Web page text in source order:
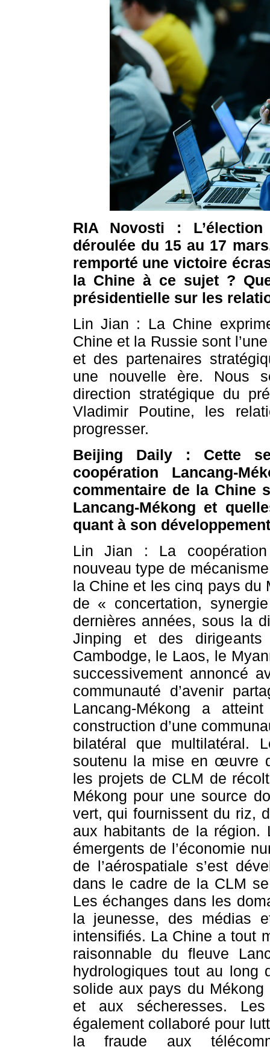
RIA Novosti :
déroulée du 15 au 17
remporté une victoire
la Chine à ce sujet ?
présidentielle sur les
Lin Jian : La Chine
Chine et la Russie sont
et des partenaires
une nouvelle ère. Nous
direction stratégique du
Vladimir Poutine, les
progresser.
Beijing Daily : Cette
coopération Lancang-
commentaire de la Chine
Lancang-Mékong et
quant à son
Lin Jian : La
nouveau type de
la Chine et les cinq pays du
de « concertation,
dernières années, sous la
Jinping et des
Cambodge, le Laos, le
successivement annoncé
communauté d’avenir
Lancang-Mékong a
construction d’une
bilatéral que multilatéral.
soutenu la mise en œuvre
les projets de CLM de
Mékong pour une source
vert, qui fournissent du riz,
aux habitants de la région.
émergents de l’économie
de l’aérospatiale s’est
dans le cadre de la CLM
Les échanges dans les
la jeunesse, des médias
intensifiés. La Chine a tout
raisonnable du fleuve
hydrologiques tout au long
solide aux pays du
et aux sécheresses.
également collaboré pour
la fraude aux